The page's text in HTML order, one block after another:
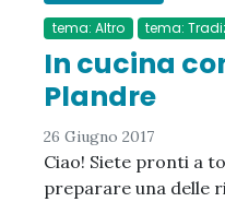
tema: Altro
tema:
In cucina
Plandre
26 Giugno 2017
Ciao! Siete pronti a
preparare una delle